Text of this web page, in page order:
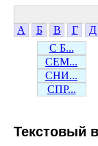
А
Б В Г Д
С Б...
СЕМ...
СНИ...
СПР...
Текстовый